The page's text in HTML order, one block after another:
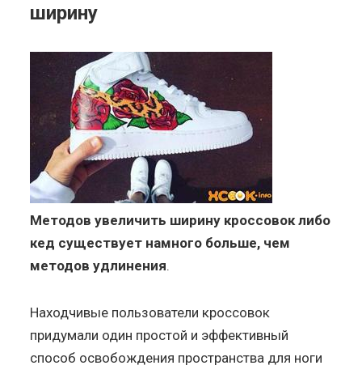
ширину
Методов увеличить ширину кроссовок либо
кед существует намного больше, чем
методов удлинения.
Находчивые пользователи кроссовок
придумали один простой и эффективный
способ освобождения пространства для ноги